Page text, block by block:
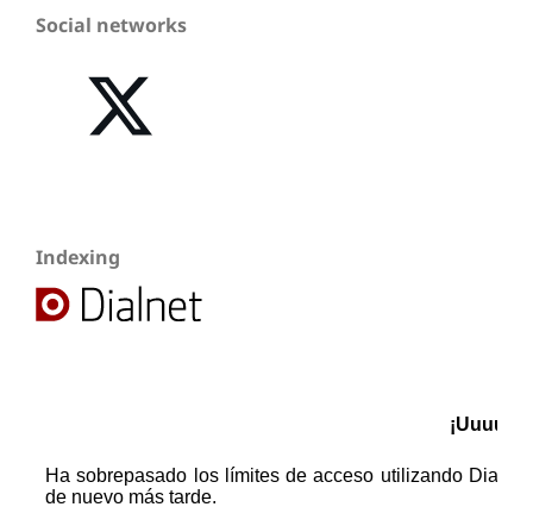
Social networks
Indexing